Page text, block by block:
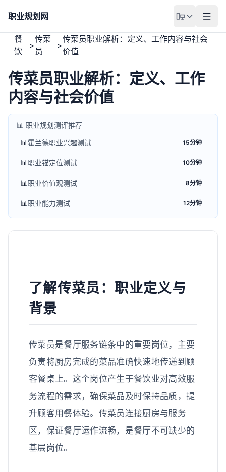
职业规划网
餐
饮
>
传菜
员
>
传菜员职业解析：定义、工作内容与社会
价值
传菜员职业解析：定义、工作
内容与社会价值
📊 职业规划测评推荐
📊 霍兰德职业兴趣测试 15分钟
📊职业锚定位测试 10分钟
📊职业价值观测试 8分钟
📊职业能力测试 12分钟
了解传菜员：职业定义与
背景
传菜员是餐厅服务链条中的重要岗位，主要
负责将厨房完成的菜品准确快速地传递到顾
客餐桌上。这个岗位产生于餐饮业对高效服
务流程的需求，确保菜品及时保持品质，提
升顾客用餐体验。传菜员连接厨房与服务
区，保证餐厅运作流畅，是餐厅不可缺少的
基层岗位。